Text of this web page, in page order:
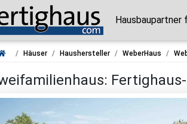
Hausbaupartner
Häuser Haushersteller WeberHaus